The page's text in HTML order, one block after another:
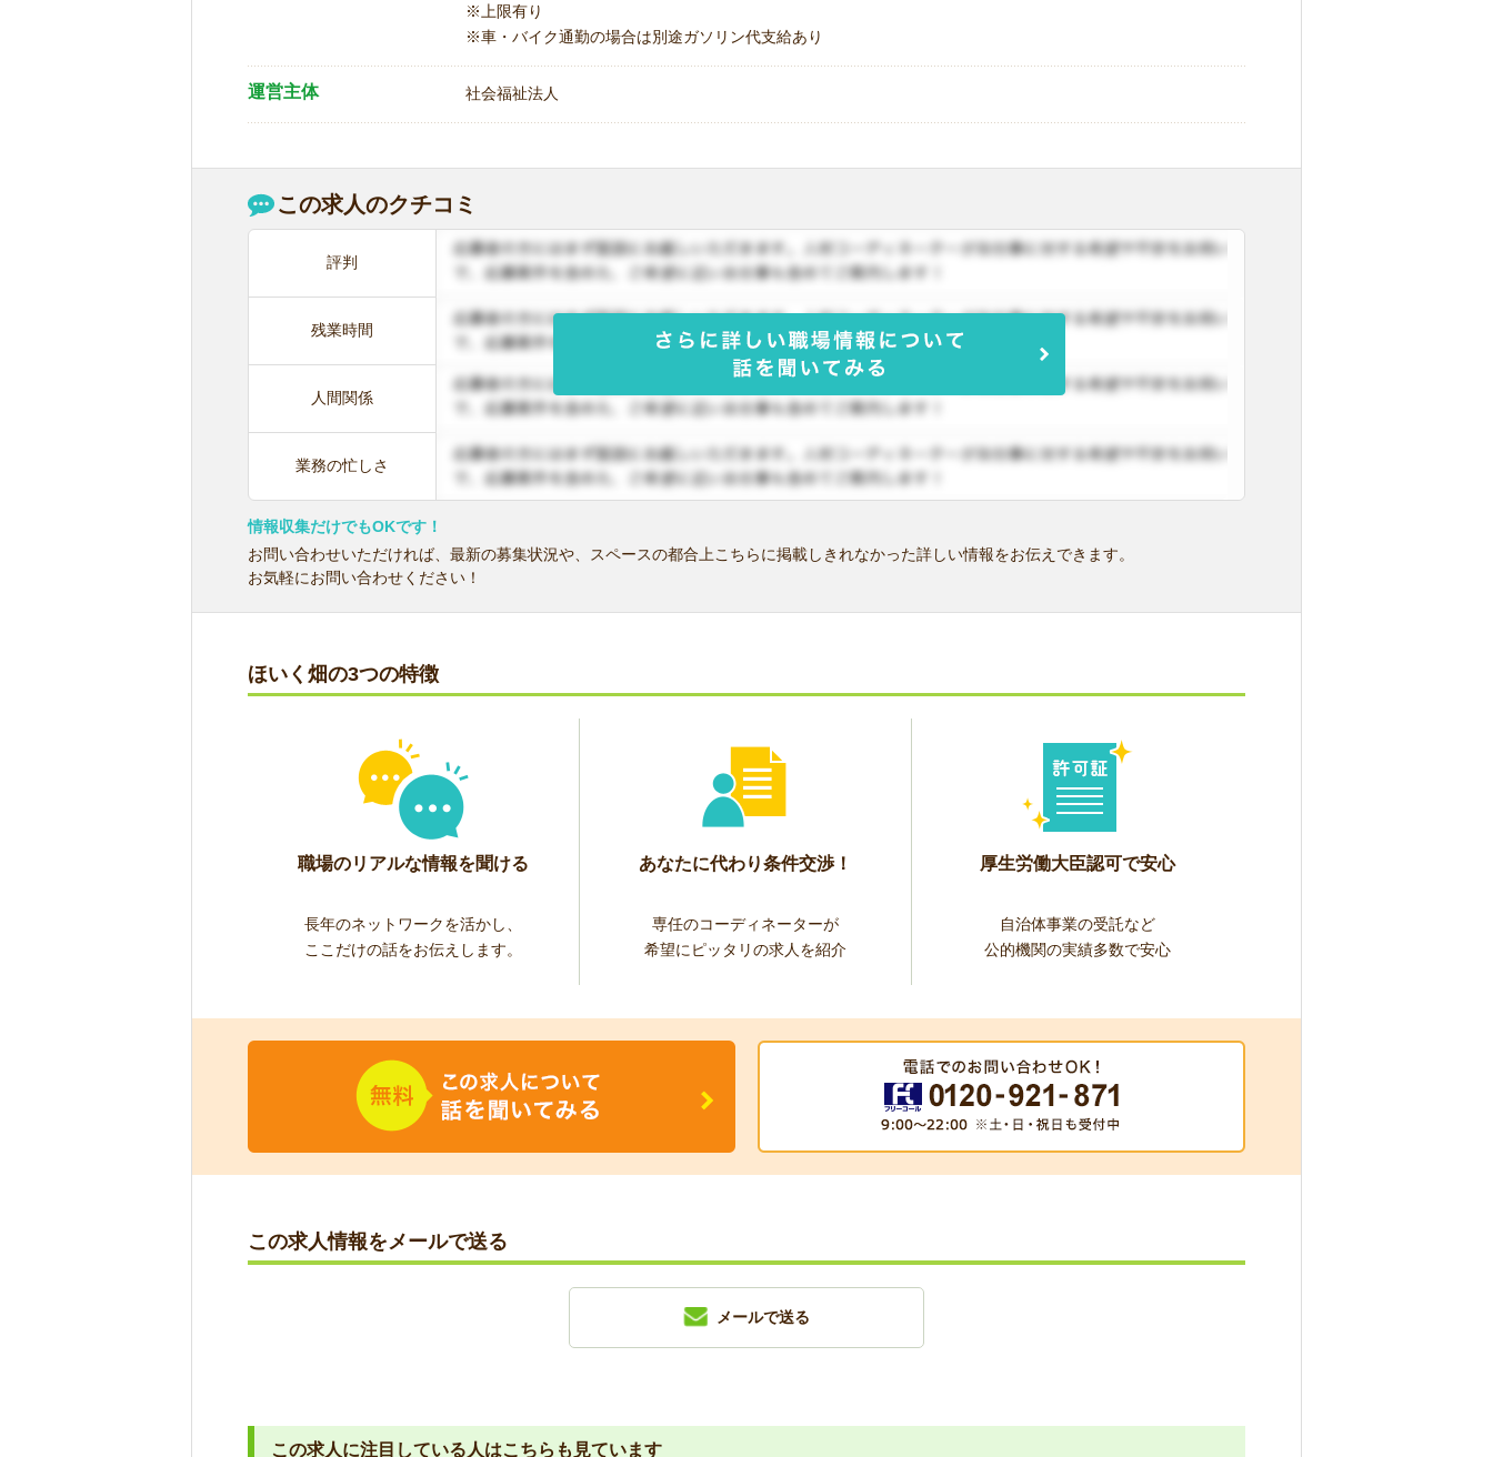
※上限有り
※車・バイク通勤の場合は別途ガソリン代支給あり
運営主体 社会福祉法人
この求人のクチコミ
評判
残業時間
人間関係
業務の忙しさ
情報収集だけでもOKです！
お問い合わせいただければ、最新の募集状況や、スペースの都合上こちらに掲載しきれなかった詳しい情報をお伝えできます。
お気軽にお問い合わせください！
ほいく畑の3つの特徴
職場のリアルな情報を聞ける
長年のネットワークを活かし、
ここだけの話をお伝えします。
あなたに代わり条件交渉！
専任のコーディネーターが
希望にピッタリの求人を紹介
厚生労働大臣認可で安心
自治体事業の受託など
公的機関の実績多数で安心
この求人情報をメールで送る
メールで送る
この求人に注目している人はこちらも見ています